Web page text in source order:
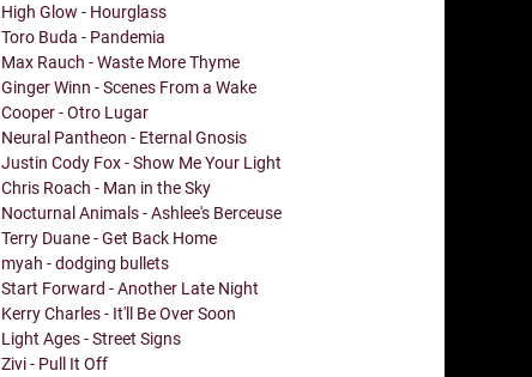
High Glow - Hourglass
Toro Buda - Pandemia
Max Rauch - Waste More Thyme
Ginger Winn - Scenes From a Wake
Cooper - Otro Lugar
Neural Pantheon - Eternal Gnosis
Justin Cody Fox - Show Me Your Light
Chris Roach - Man in the Sky
Nocturnal Animals - Ashlee's Berceuse
Terry Duane - Get Back Home
myah - dodging bullets
Start Forward - Another Late Night
Kerry Charles - It'll Be Over Soon
Light Ages - Street Signs
Zivi - Pull It Off